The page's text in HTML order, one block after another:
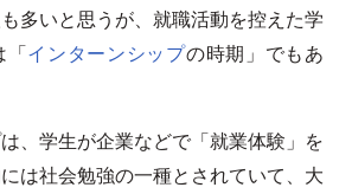
多いと思うが、就職活動を控えた学
「インターンシップの時期」でもあ
、学生が企業などで「就業体験」を
は社会勉強の一種とされていて、大